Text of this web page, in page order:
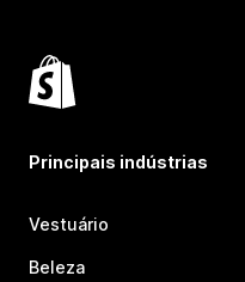
Principais indústrias
Vestuário
Beleza